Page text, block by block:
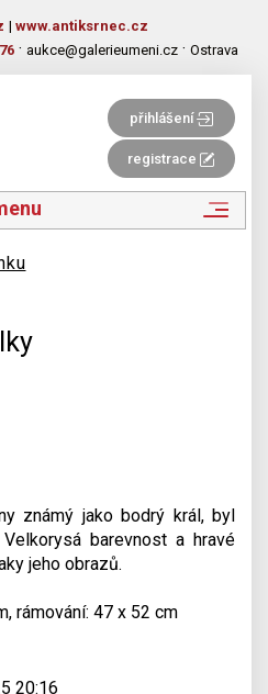
| www.antiksrnec.cz
· aukce@galerieumeni.cz · Ostrava
přihlášení
registrace
známý jako bodrý král, byl
barevnost a hravé
jeho obrazů.
rámování: 47 x 52 cm
20:16